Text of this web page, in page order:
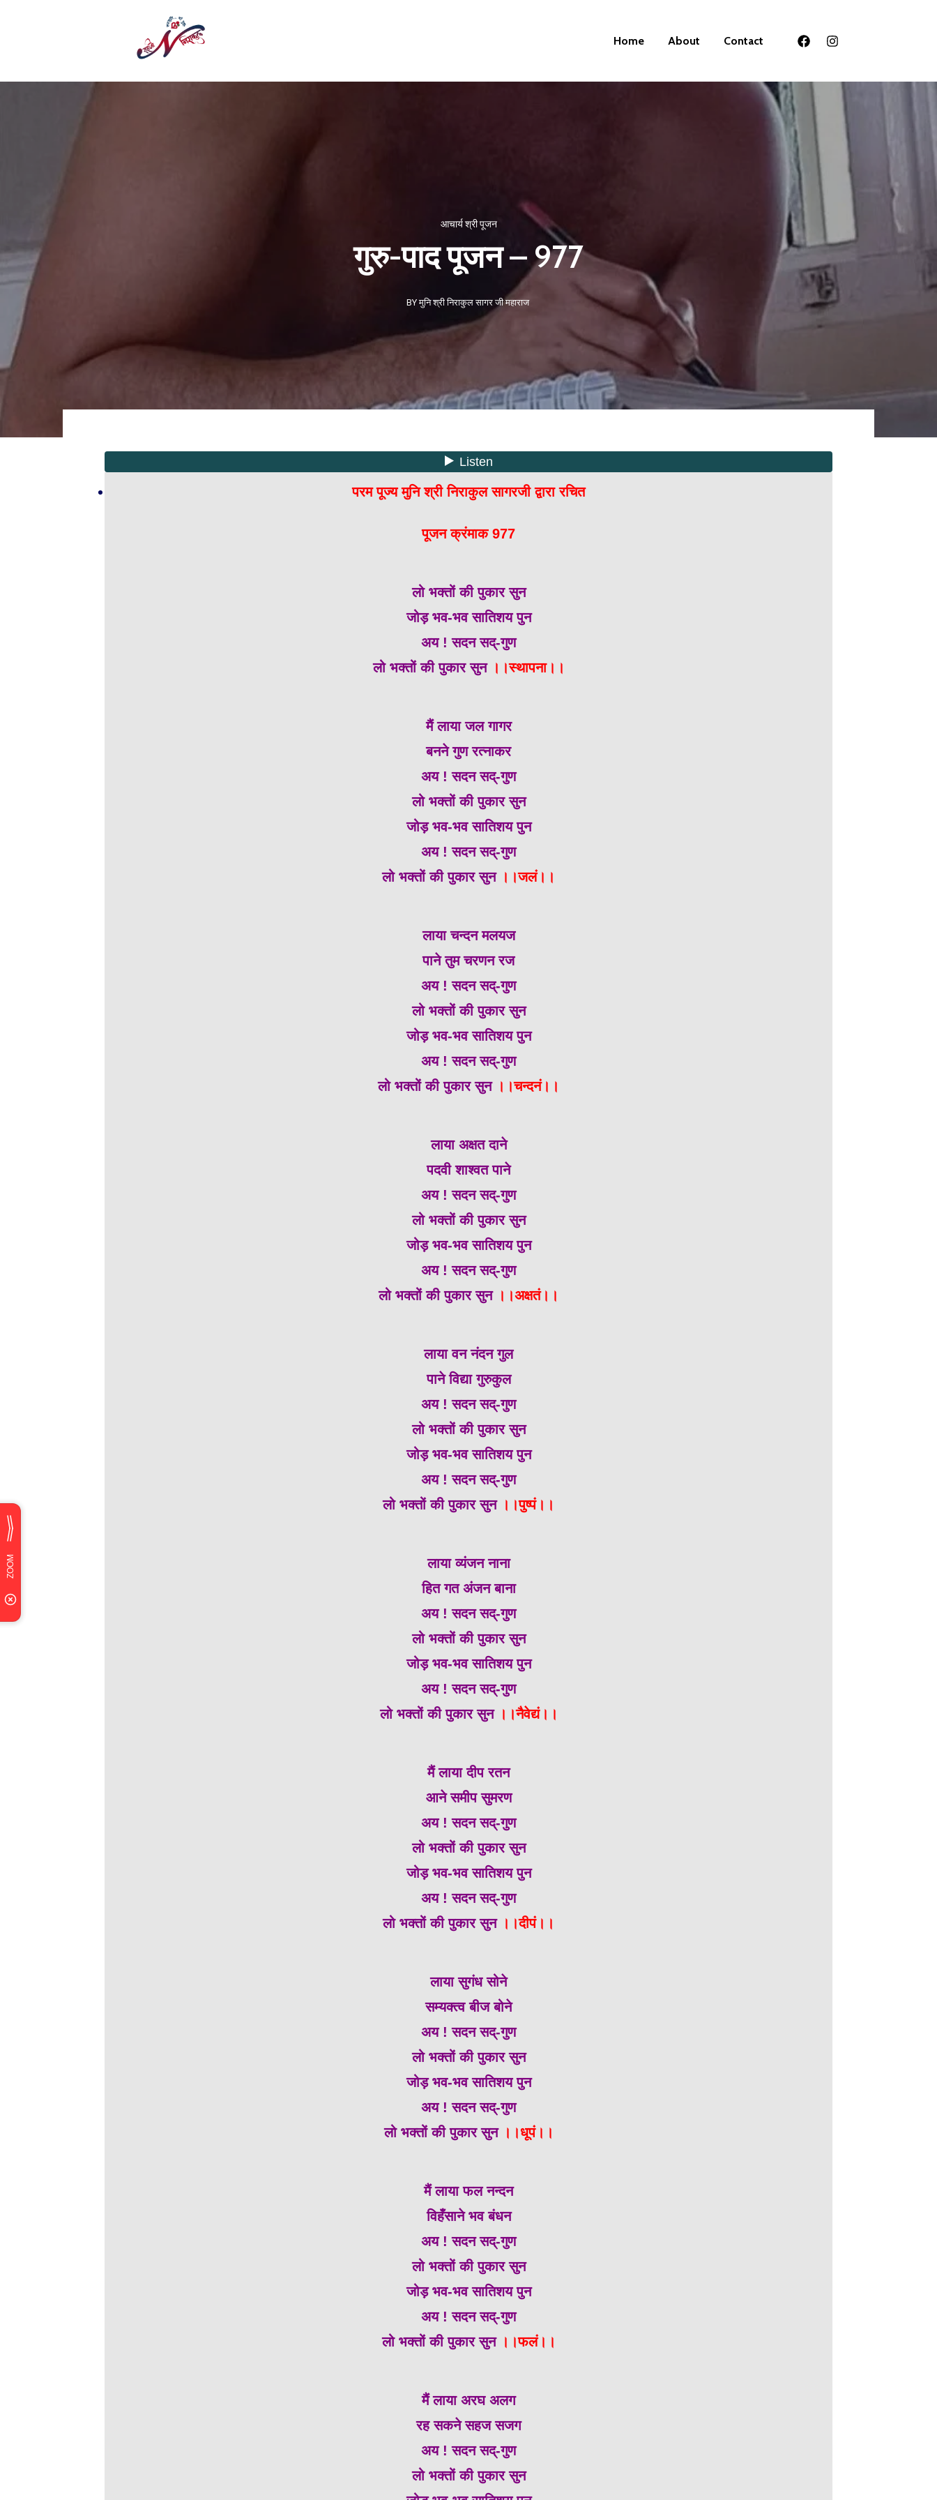
Home About Contact
आचार्य श्री पूजन
गुरु-पाद पूजन – 977
BY मुनि श्री निराकुल सागर जी महाराज
परम पूज्य मुनि श्री निराकुल सागरजी द्वारा रचित
पूजन क्रंमाक 977
लो भक्तों की पुकार सुन
जोड़ भव-भव सातिशय पुन
अय ! सदन सद्-गुण
लो भक्तों की पुकार सुन।।स्थापना।।
मैं लाया जल गागर
बनने गुण रत्नाकर
अय ! सदन सद्-गुण
लो भक्तों की पुकार सुन
जोड़ भव-भव सातिशय पुन
अय ! सदन सद्-गुण
लो भक्तों की पुकार सुन ।।जलं।।
लाया चन्दन मलयज
पाने तुम चरणन रज
अय ! सदन सद्-गुण
लो भक्तों की पुकार सुन
जोड़ भव-भव सातिशय पुन
अय ! सदन सद्-गुण
लो भक्तों की पुकार सुन ।।चन्दनं।।
लाया अक्षत दाने
पदवी शाश्वत पाने
अय ! सदन सद्-गुण
लो भक्तों की पुकार सुन
जोड़ भव-भव सातिशय पुन
अय ! सदन सद्-गुण
लो भक्तों की पुकार सुन।।अक्षतं।।
लाया वन नंदन गुल
पाने विद्या गुरुकुल
अय ! सदन सद्-गुण
लो भक्तों की पुकार सुन
जोड़ भव-भव सातिशय पुन
अय ! सदन सद्-गुण
लो भक्तों की पुकार सुन ।।पुष्पं।।
लाया व्यंजन नाना
हित गत अंजन बाना
अय ! सदन सद्-गुण
लो भक्तों की पुकार सुन
जोड़ भव-भव सातिशय पुन
अय ! सदन सद्-गुण
लो भक्तों की पुकार सुन।।नैवेद्यं।।
मैं लाया दीप रतन
आने समीप सुमरण
अय ! सदन सद्-गुण
लो भक्तों की पुकार सुन
जोड़ भव-भव सातिशय पुन
अय ! सदन सद्-गुण
लो भक्तों की पुकार सुन।।दीपं।।
लाया सुगंध सोने
सम्यक्त्व बीज बोने
अय ! सदन सद्-गुण
लो भक्तों की पुकार सुन
जोड़ भव-भव सातिशय पुन
अय ! सदन सद्-गुण
लो भक्तों की पुकार सुन ।।धूपं।।
मैं लाया फल नन्दन
विहँसाने भव बंधन
अय ! सदन सद्-गुण
लो भक्तों की पुकार सुन
जोड़ भव-भव सातिशय पुन
अय ! सदन सद्-गुण
लो भक्तों की पुकार सुन।।फलं।।
मैं लाया अरघ अलग
रह सकने सहज सजग
अय ! सदन सद्-गुण
लो भक्तों की पुकार सुन